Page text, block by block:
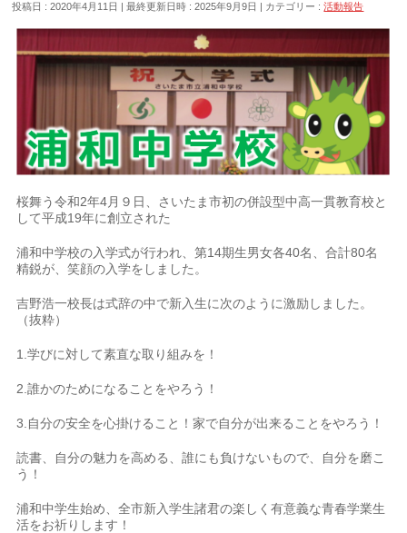
投稿日 : 2020年4月11日 最終更新日時 : 2025年9月9日 カテゴリー :活動報告
桜舞う令和2年4月９日、さいたま市初の併設型中高一貫教育校と
して平成19年に創立された
浦和中学校の入学式が行われ、第14期生男女各40名、合計80名
精鋭が、笑顔の入学をしました。
吉野浩一校長は式辞の中で新入生に次のように激励しました。
（抜粋）
1.学びに対して素直な取り組みを！
2.誰かのためになることをやろう！
3.自分の安全を心掛けること！家で自分が出来ることをやろう！
読書、自分の魅力を高める、誰にも負けないもので、自分を磨こ
う！
浦和中学生始め、全市新入学生諸君の楽しく有意義な青春学業生
活をお祈りします！